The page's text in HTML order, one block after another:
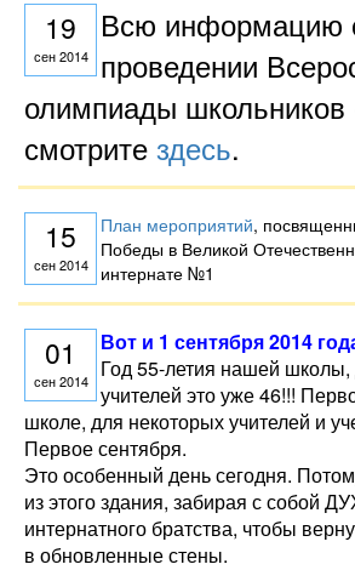
19
сен 2014
Всю информацию
проведении
олимпиады школьников
смотрите здесь.
15
сен 2014
План мероприятий,
Победы в Великой
интернате №1
01
сен 2014
Вот и 1 сентября 2014
Год 55-летия нашей
учителей это уже 46!!!
школе, для некоторых учителей и
Первое сентября.
Это особенный день сегодня.
из этого здания, забирая с собой
интернатного братства, чтобы
в обновленные стены.